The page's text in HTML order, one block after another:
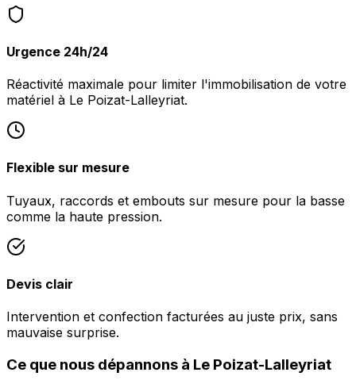
Urgence 24h/24
Réactivité maximale pour limiter l'immobilisation de votre
matériel à Le Poizat-Lalleyriat.
Flexible sur mesure
Tuyaux, raccords et embouts sur mesure pour la basse
comme la haute pression.
Devis clair
Intervention et confection facturées au juste prix, sans
mauvaise surprise.
Ce que nous dépannons à Le Poizat-Lalleyriat